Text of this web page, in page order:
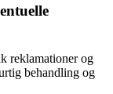
reklamationer og
behandling og